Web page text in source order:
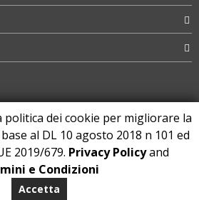
dei cookie per migliorare la
al DL 10 agosto 2018 n 101 ed
2019/679. Privacy Policyand
e Condizioni
Accetta